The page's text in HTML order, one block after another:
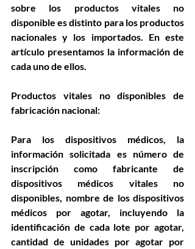
sobre los productos vitales no
disponible es distinto para los productos
nacionales y los importados. En este
artículo presentamos la información de
cada uno de ellos.
Productos vitales no disponibles de
fabricación nacional:
Para los dispositivos médicos, la
información solicitada es número de
inscripción como fabricante de
dispositivos médicos vitales no
disponibles, nombre de los dispositivos
médicos por agotar, incluyendo la
identificación de cada lote por agotar,
cantidad de unidades por agotar por